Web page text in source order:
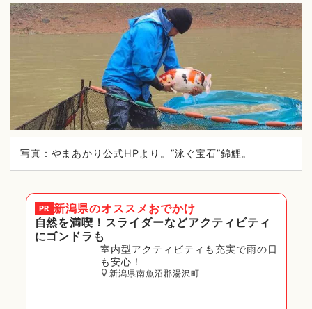
写真：やまあかり公式HPより。”泳ぐ宝石”錦鯉。
PR 新潟県のオススメおでかけ
自然を満喫！スライダーなどアクティビティ
にゴンドラも
室内型アクティビティも充実で雨の日
も安心！
新潟県南魚沼郡湯沢町